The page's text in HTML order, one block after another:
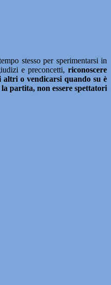
stesso per sperimentarsi in
e preconcetti, riconoscere
altri o vendicarsi quando su è
partita, non essere spettatori